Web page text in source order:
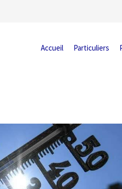
Accueil Particuliers